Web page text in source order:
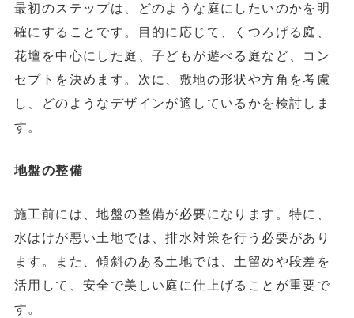
最初のステップは、どのような庭にしたいのかを明
確にすることです。目的に応じて、くつろげる庭、
花壇を中心にした庭、子どもが遊べる庭など、コン
セプトを決めます。次に、敷地の形状や方角を考慮
し、どのようなデザインが適しているかを検討しま
す。
地盤の整備
施工前には、地盤の整備が必要になります。特に、
水はけが悪い土地では、排水対策を行う必要があり
ます。また、傾斜のある土地では、土留めや段差を
活用して、安全で美しい庭に仕上げることが重要で
す。